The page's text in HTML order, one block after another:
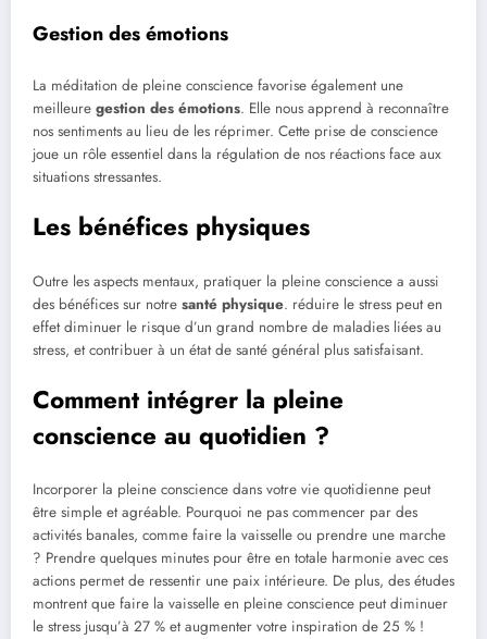
Gestion des émotions
La méditation de pleine conscience favorise également une
meilleure gestion des émotions. Elle nous apprend à reconnaître
nos sentiments au lieu de les réprimer. Cette prise de conscience
joue un rôle essentiel dans la régulation de nos réactions face aux
situations stressantes.
Les bénéfices physiques
Outre les aspects mentaux, pratiquer la pleine conscience a aussi
des bénéfices sur notre santé physique. réduire le stress peut en
effet diminuer le risque d’un grand nombre de maladies liées au
stress, et contribuer à un état de santé général plus satisfaisant.
Comment intégrer la pleine
conscience au quotidien ?
Incorporer la pleine conscience dans votre vie quotidienne peut
être simple et agréable. Pourquoi ne pas commencer par des
activités banales, comme faire la vaisselle ou prendre une marche
? Prendre quelques minutes pour être en totale harmonie avec ces
actions permet de ressentir une paix intérieure. De plus, des études
montrent que faire la vaisselle en pleine conscience peut diminuer
le stress jusqu’à 27 % et augmenter votre inspiration de 25 % !